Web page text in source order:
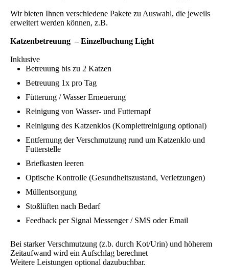
Wir bieten Ihnen verschiedene Pakete zu Auswahl, die jeweils
erweitert werden können, z.B.
Katzenbetreuung – Einzelbuchung Light
Inklusive
Betreuung bis zu 2 Katzen
Betreuung 1x pro Tag
Fütterung / Wasser Erneuerung
Reinigung von Wasser- und Futternapf
Reinigung des Katzenklos (Komplettreinigung optional)
Entfernung der Verschmutzung rund um Katzenklo und
Futterstelle
Briefkasten leeren
Optische Kontrolle (Gesundheitszustand, Verletzungen)
Müllentsorgung
Stoßlüften nach Bedarf
Feedback per Signal Messenger / SMS oder Email
Bei starker Verschmutzung (z.b. durch Kot/Urin) und höherem
Zeitaufwand wird ein Aufschlag berechnet
Weitere Leistungen optional dazubuchbar.